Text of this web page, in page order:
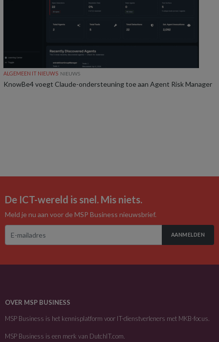
ALGEMEEN IT NIEUWS NIEUWS
KnowBe4 voegt Claude-ondersteuning toe aan Agent Risk Manager
De ICT-wereld is snel. Mis niets.
Meld je nu aan voor de MSP Business nieuwsbrief.
AANMELDEN
OVER MSP BUSINESS
MSP Business is het kennisplatform voor IT-dienstverleners met MKB-focus.
MSP Business is een merk van DutchIT.com.